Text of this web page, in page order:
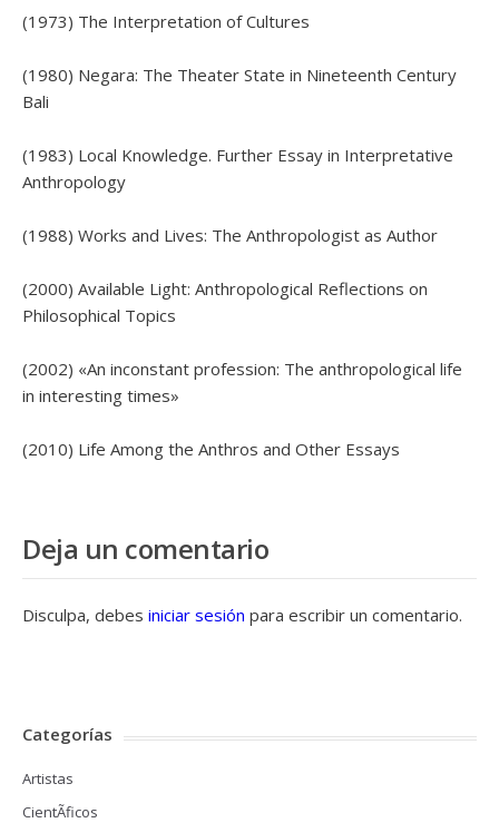
(1973) The Interpretation of Cultures
(1980) Negara: The Theater State in Nineteenth Century
Bali
(1983) Local Knowledge. Further Essay in Interpretative
Anthropology
(1988) Works and Lives: The Anthropologist as Author
(2000) Available Light: Anthropological Reflections on
Philosophical Topics
(2002) «An inconstant profession: The anthropological life
in interesting times»
(2010) Life Among the Anthros and Other Essays
Deja un comentario
Disculpa, debes iniciar sesión para escribir un comentario.
Categorías
Artistas
CientÃ­ficos